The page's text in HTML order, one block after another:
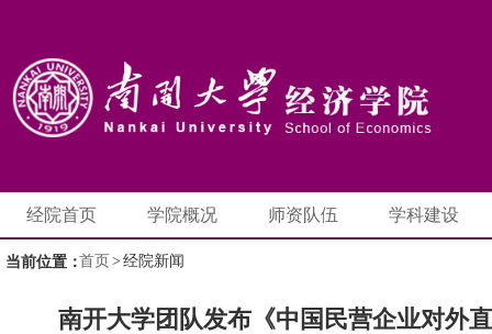
经院首页 学院概况 师资队伍 学科建设
当前位置：首页 > 经院新闻
南开大学团队发布《中国民营企业对外